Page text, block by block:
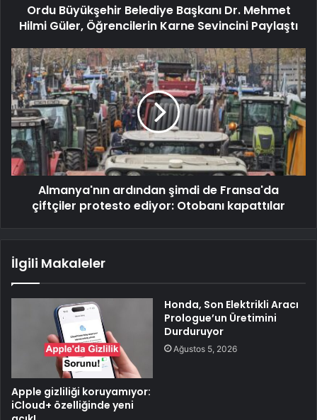
Ordu Büyükşehir Belediye Başkanı Dr. Mehmet
Hilmi Güler, Öğrencilerin Karne Sevincini Paylaştı
Almanya'nın ardından şimdi de Fransa'da
çiftçiler protesto ediyor: Otobanı kapattılar
İlgili Makaleler
Apple gizliliği koruyamıyor:
iCloud+ özelliğinde yeni
Honda, Son Elektrikli Aracı
Prologue’un Üretimini
Durduruyor
Ağustos 5, 2026